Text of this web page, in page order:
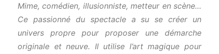
Mime, comédien, illusionniste, metteur en scène…
Ce passionné du spectacle a su se créer un
univers propre pour proposer une démarche
originale et neuve. Il utilise l’art magique pour